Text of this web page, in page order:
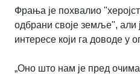
Фрања је похвалио
одбрани своје земље", али
интересе који га доводе у
„Оно што нам је пред очима